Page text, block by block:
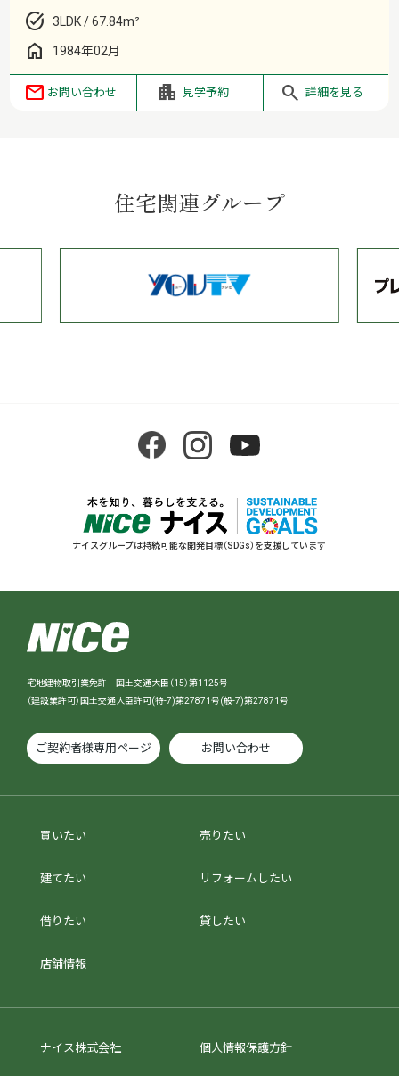
3LDK / 67.84m²
1984年02月
お問い合わせ 見学予約 詳細を見る
住宅関連グループ
ナイスグループは持続可能な開発目標（SDGs）を支援しています
宅地建物取引業免許 国土交通大臣（15）第1125号
（建設業許可）国土交通大臣許可(特-7)第27871号(般-7)第27871号
ご契約者様専用ページ お問い合わせ
買いたい 売りたい
建てたい リフォームしたい
借りたい 貸したい
店舗情報
ナイス株式会社 個人情報保護方針